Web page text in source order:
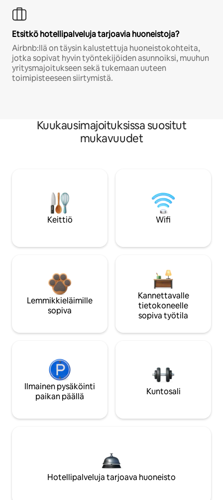
Etsitkö hotellipalveluja tarjoavia huoneistoja?
Airbnb:llä on täysin kalustettuja huoneistokohteita,
jotka sopivat hyvin työntekijöiden asunnoiksi, muuhun
yritysmajoitukseen sekä tukemaan uuteen
toimipisteeseen siirtymistä.
Kuukausimajoituksissa suositut
mukavuudet
Keittiö Wifi
Lemmikkieläimille
sopiva
Kannettavalle
tietokoneelle
sopiva työtila
Ilmainen pysäköinti
paikan päällä
Kuntosali
Hotellipalveluja tarjoava huoneisto